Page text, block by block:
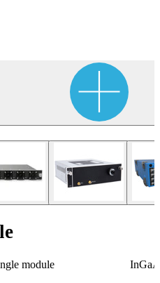
module